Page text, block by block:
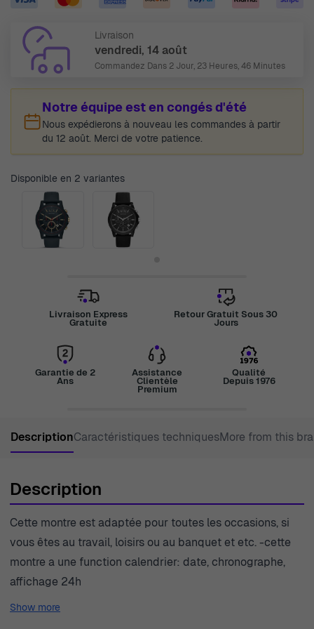
Livraison
vendredi, 14 août
Commandez Dans 2 Jour, 23 Heures, 46 Minutes
Notre équipe est en congés d'été
Nous expédierons à nouveau les commandes à partir
du 12 août. Merci de votre patience.
Disponible en 2 variantes
Livraison Express
Gratuite
Retour Gratuit Sous 30
Jours
Garantie de 2
Ans
Assistance
Clientèle
Premium
Qualité
Depuis 1976
DescriptionCaractéristiques techniquesMore from this
Description
Cette montre est adaptée pour toutes les occasions, si
vous êtes au travail, loisirs ou au banquet et etc. -cette
montre a une function calendrier: date, chronographe,
affichage 24h
Show more